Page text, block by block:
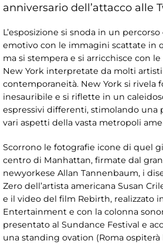
anniversario dell’attacco alle
L’esposizione si snoda in un
emotivo con le immagini scattate in
ma si stempera e si arricchisce con
New York interpretate da molti
contemporaneità. New York si rivela
inesauribile e si riflette in un
espressivi differenti, stimolando una
vari aspetti della vasta metropoli
Scorrono le fotografie icone di quel
centro di Manhattan, firmate dal
newyorkese Allan Tannenbaum, i
Zero dell’artista americana Susan
e il video del film Rebirth, realizzato
Entertainment e con la colonna
presentato al Sundance Festival e
una standing ovation (Roma ospiterà